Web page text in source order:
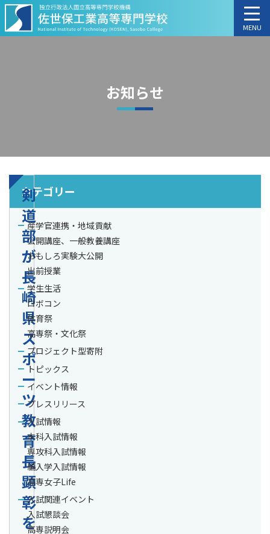
MENU
お知らせ
剣
道
部
が
長
崎
県
ス
ポ
ー
ツ
教
育
長
顕
彰
を
カテゴリー
産学官連携・地域貢献
公開講座、一般教養講座
おもしろ実験大公開
出前授業
学生生活
ロボコン
体育祭
高専祭・文化祭
プロジェクト型寄附
トピックス
イベント情報
プレスリリース
入試情報
本科入試情報
専攻科入試情報
編入学入試情報
高専女子Life
入試関連イベント
入試懇談会
高専説明会